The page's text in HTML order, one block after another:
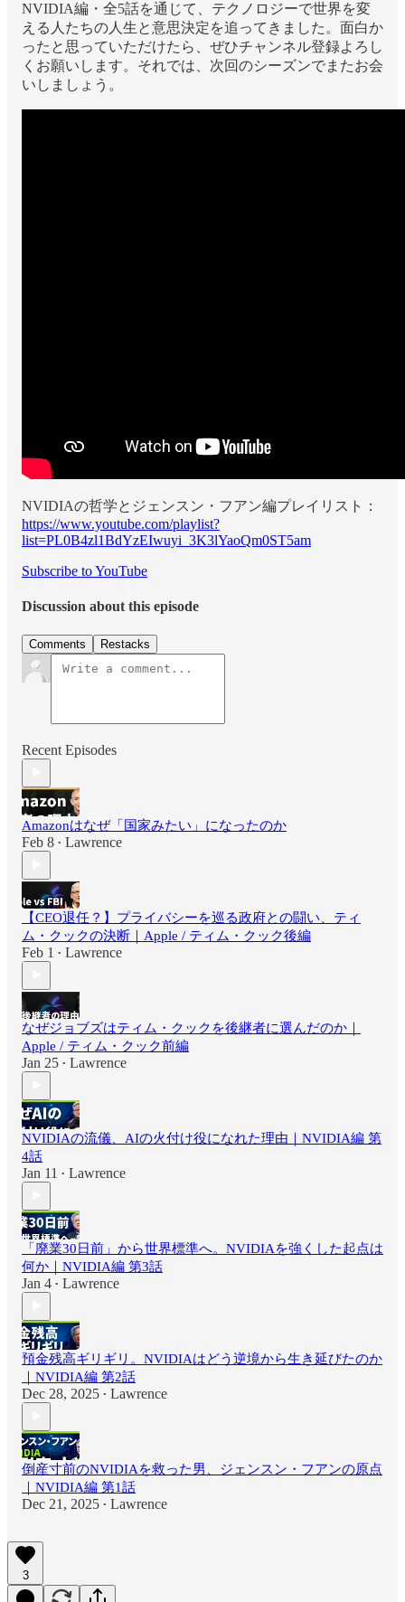
NVIDIA編・全5話を通じて、テクノロジーで世界を変
える人たちの人生と意思決定を追ってきました。面白か
ったと思っていただけたら、ぜひチャンネル登録よろし
くお願いします。それでは、次回のシーズンでまたお会
いしましょう。
NVIDIAの哲学とジェンスン・フアン編プレイリスト：
https://www.youtube.com/playlist?
list=PL0B4zl1BdYzEIwuyi_3K3lYaoQm0ST5am
Subscribe to YouTube
Discussion about this episode
Comments Restacks
Recent Episodes
Amazonはなぜ「国家みたい」になったのか
Feb 8 • Lawrence
【CEO退任？】プライバシーを巡る政府との闘い、ティ
ム・クックの決断｜Apple / ティム・クック後編
Feb 1 • Lawrence
なぜジョブズはティム・クックを後継者に選んだのか｜
Apple / ティム・クック前編
Jan 25 • Lawrence
NVIDIAの流儀、AIの火付け役になれた理由｜NVIDIA編 第
4話
Jan 11 • Lawrence
「廃業30日前」から世界標準へ。NVIDIAを強くした起点は
何か｜NVIDIA編 第3話
Jan 4 • Lawrence
預金残高ギリギリ。NVIDIAはどう逆境から生き延びたのか
｜NVIDIA編 第2話
Dec 28, 2025 • Lawrence
倒産寸前のNVIDIAを救った男、ジェンスン・フアンの原点
｜NVIDIA編 第1話
Dec 21, 2025 • Lawrence
3